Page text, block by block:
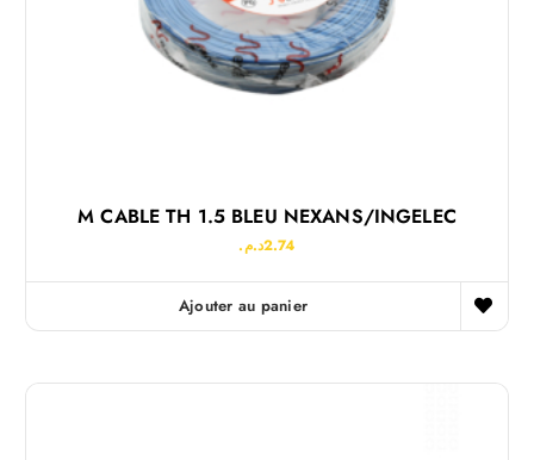
M CABLE TH 1.5 BLEU NEXANS/INGELEC
2.74د.م.
Ajouter au panier